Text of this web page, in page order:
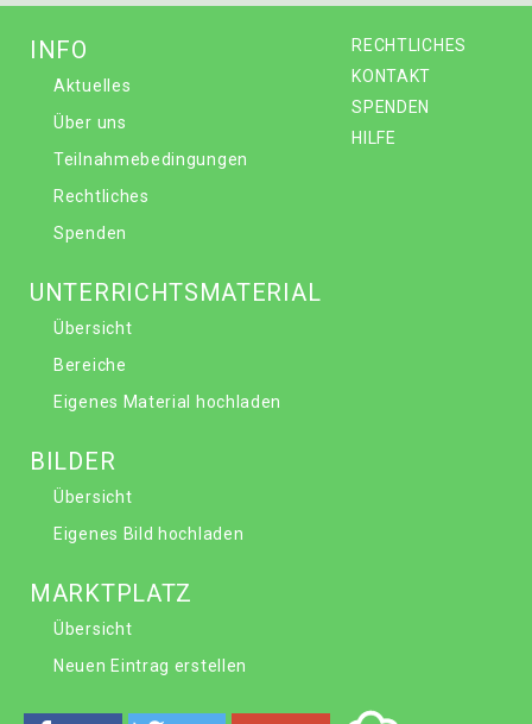
RECHTLICHES
KONTAKT
SPENDEN
HILFE
INFO
Aktuelles
Über uns
Teilnahmebedingungen
Rechtliches
Spenden
UNTERRICHTSMATERIAL
Übersicht
Bereiche
Eigenes Material hochladen
BILDER
Übersicht
Eigenes Bild hochladen
MARKTPLATZ
Übersicht
Neuen Eintrag erstellen